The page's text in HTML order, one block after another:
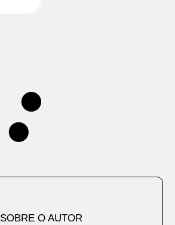
SOBRE O AUTOR